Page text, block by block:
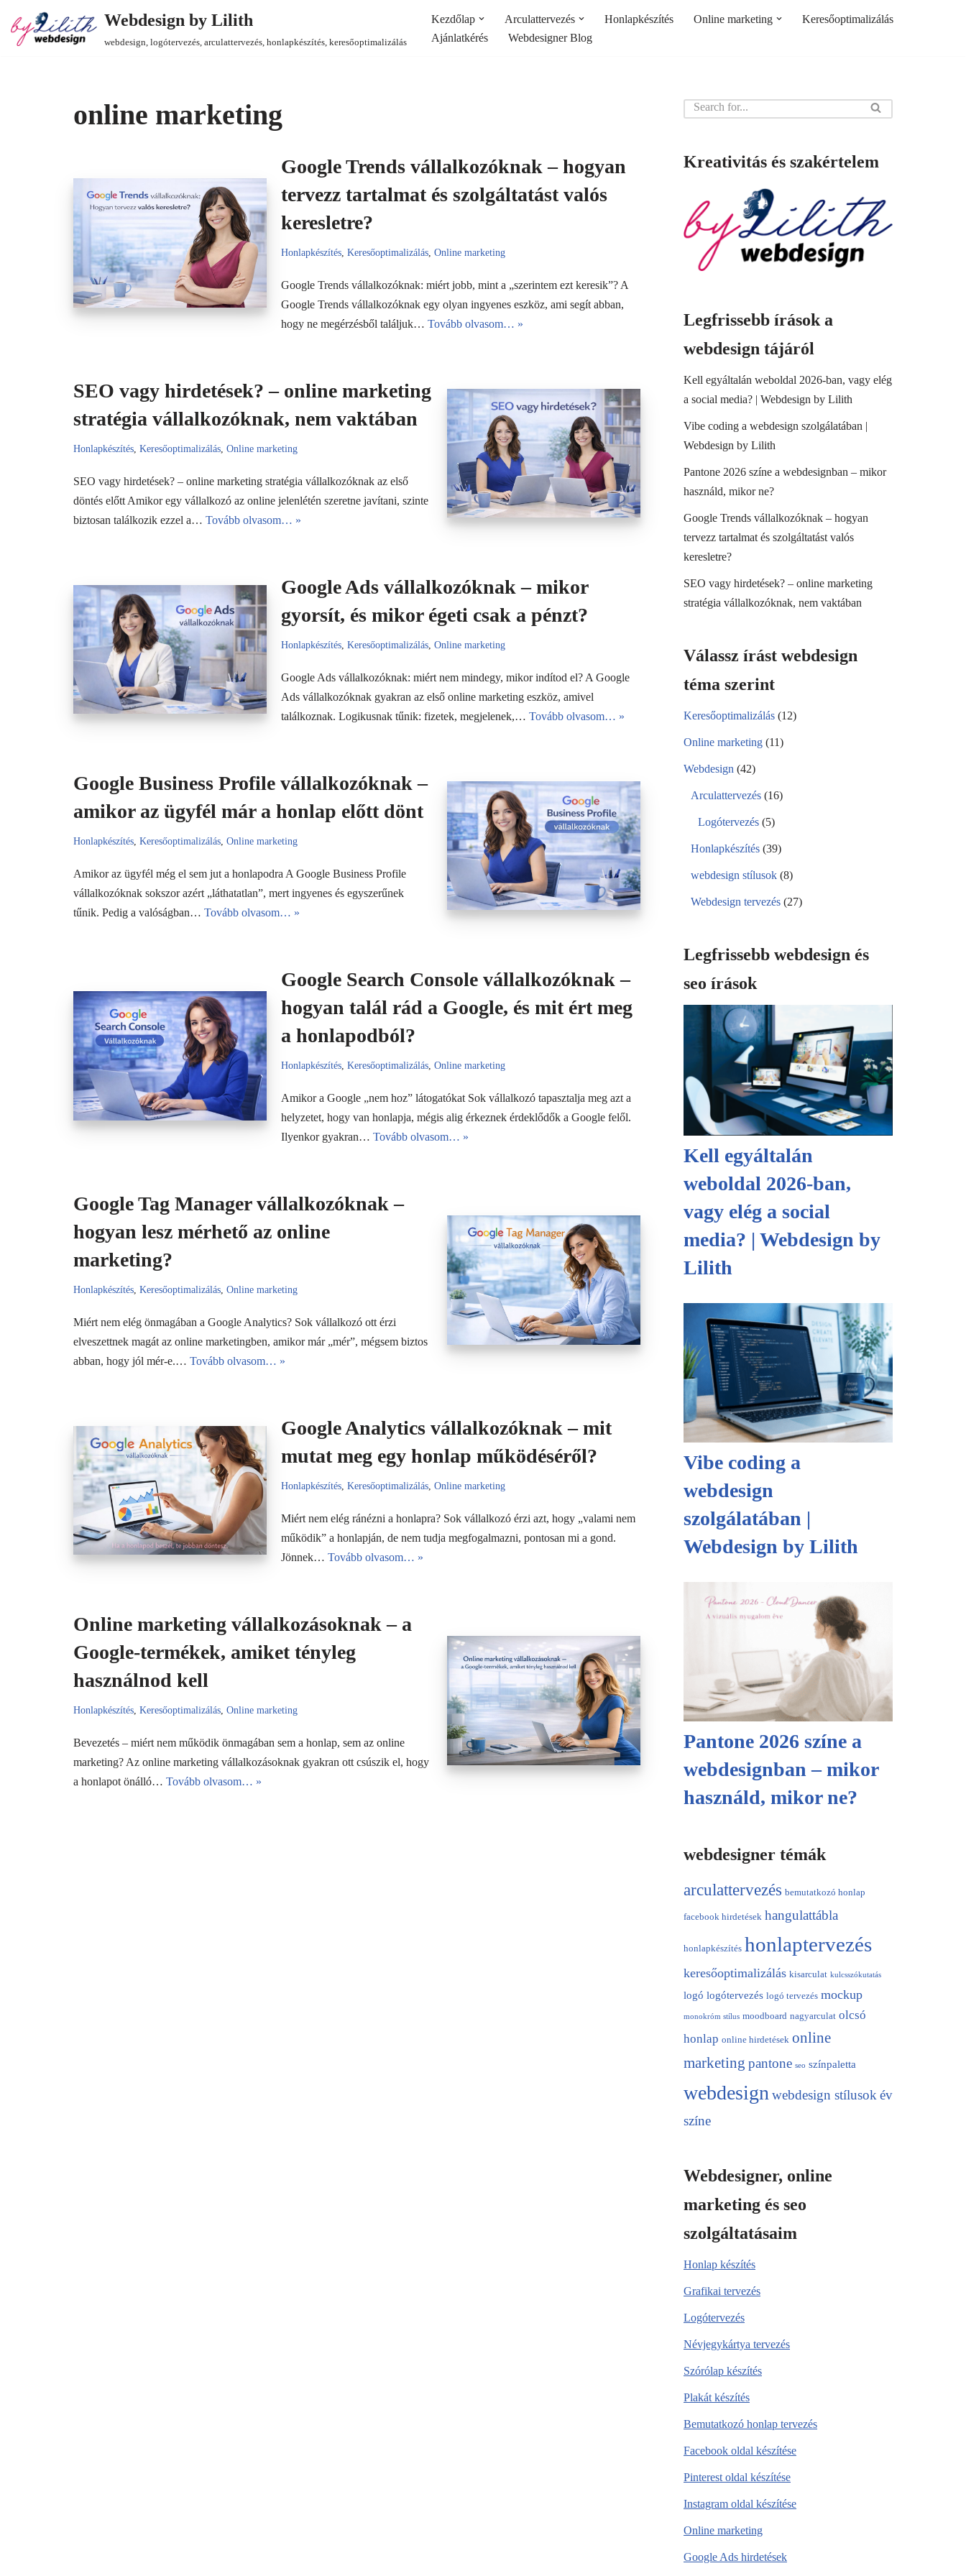
Skip
Webdesign by Lilith
webdesign, logótervezés, arculattervezés, honlapkészítés, keresőoptimalizálás
Kezdőlap Arculattervezés Honlapkészítés Online marketing
Keresőoptimalizálás
Ajánlatkérés
Webdesigner Blog
online marketing
Google Trends vállalkozóknak – hogyan
tervezz tartalmat és szolgáltatást valós
keresletre?
Honlapkészítés ,Keresőoptimalizálás ,Online marketing
Google Trends vállalkozóknak: miért jobb, mint a „szerintem ezt keresik”? A
Google Trends vállalkozóknak egy olyan ingyenes eszköz, ami segít abban,
hogy ne megérzésből találjuk…Tovább olvasom… »
SEO vagy hirdetések? – online marketing
stratégia vállalkozóknak, nem vaktában
Honlapkészítés Keresőoptimalizálás Online marketing
SEO vagy hirdetések? – online marketing stratégia vállalkozóknak az első
döntés előtt Amikor egy vállalkozó az online jelenlétén szeretne javítani, szinte
biztosan találkozik ezzel a… Tovább olvasom… »
Google Ads vállalkozóknak – mikor
gyorsít, és mikor égeti csak a pénzt?
Honlapkészítés ,Keresőoptimalizálás ,Online marketing
Google Ads vállalkozóknak: miért nem mindegy, mikor indítod el? A Google
Ads vállalkozóknak gyakran az első online marketing eszköz, amivel
találkoznak. Logikusnak tűnik: fizetek, megjelenek,…Tovább olvasom… »
Google Business Profile vállalkozóknak –
amikor az ügyfél már a honlap előtt dönt
Honlapkészítés Keresőoptimalizálás Online marketing
Amikor az ügyfél még el sem jut a honlapodra A Google Business Profile
vállalkozóknak sokszor azért „láthatatlan”, mert ingyenes és egyszerűnek
tűnik. Pedig a valóságban… Tovább olvasom… »
Google Search Console vállalkozóknak –
hogyan talál rád a Google, és mit ért meg
a honlapodból?
Honlapkészítés ,Keresőoptimalizálás ,Online marketing
Amikor a Google „nem hoz” látogatókat Sok vállalkozó tapasztalja meg azt a
helyzetet, hogy van honlapja, mégis alig érkeznek érdeklődők a Google felől.
Ilyenkor gyakran…Tovább olvasom… »
Google Tag Manager vállalkozóknak –
hogyan lesz mérhető az online
marketing?
Honlapkészítés Keresőoptimalizálás Online marketing
Miért nem elég önmagában a Google Analytics? Sok vállalkozó ott érzi
elveszettnek magát az online marketingben, amikor már „mér”, mégsem biztos
abban, hogy jól mér-e.… Tovább olvasom… »
Google Analytics vállalkozóknak – mit
mutat meg egy honlap működéséről?
Honlapkészítés ,Keresőoptimalizálás ,Online marketing
Miért nem elég ránézni a honlapra? Sok vállalkozó érzi azt, hogy „valami nem
működik” a honlapján, de nem tudja megfogalmazni, pontosan mi a gond.
Jönnek…Tovább olvasom… »
Online marketing vállalkozásoknak – a
Google-termékek, amiket tényleg
használnod kell
Honlapkészítés Keresőoptimalizálás Online marketing
Bevezetés – miért nem működik önmagában sem a honlap, sem az online
marketing? Az online marketing vállalkozásoknak gyakran ott csúszik el, hogy
a honlapot önálló… Tovább olvasom… »
Kreativitás és szakértelem
Legfrissebb írások a
webdesign tájáról
Kell egyáltalán weboldal 2026-ban, vagy elég
a social media? | Webdesign by Lilith
Vibe coding a webdesign szolgálatában |
Webdesign by Lilith
Pantone 2026 színe a webdesignban – mikor
használd, mikor ne?
Google Trends vállalkozóknak – hogyan
tervezz tartalmat és szolgáltatást valós
keresletre?
SEO vagy hirdetések? – online marketing
stratégia vállalkozóknak, nem vaktában
Válassz írást webdesign
téma szerint
Keresőoptimalizálás (12)
Online marketing (11)
Webdesign (42)
Arculattervezés (16)
Logótervezés (5)
Honlapkészítés (39)
webdesign stílusok (8)
Webdesign tervezés (27)
Legfrissebb webdesign és
seo írások
Kell egyáltalán
weboldal 2026-ban,
vagy elég a social
media? | Webdesign by
Lilith
Vibe coding a
webdesign
szolgálatában |
Webdesign by Lilith
Pantone 2026 színe a
webdesignban – mikor
használd, mikor ne?
webdesigner témák
arculattervezés bemutatkozó honlap
facebook hirdetések hangulattábla
honlapkészítés honlaptervezés
keresőoptimalizálás kisarculat kulcsszókutatás
logó logótervezés logó tervezés mockup
monokróm stílus moodboard nagyarculat olcsó
honlap online hirdetések online
marketing pantone seo színpaletta
webdesign webdesign stílusok év
színe
Webdesigner, online
marketing és seo
szolgáltatásaim
Honlap készítés
Grafikai tervezés
Logótervezés
Névjegykártya tervezés
Szórólap készítés
Plakát készítés
Bemutatkozó honlap tervezés
Facebook oldal készítése
Pinterest oldal készítése
Instagram oldal készítése
Online marketing
Google Ads hirdetések